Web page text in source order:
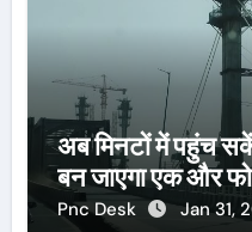
अब मिनटों में पहुंच
बन जाएगा एक और
Pnc Desk Jan 31,